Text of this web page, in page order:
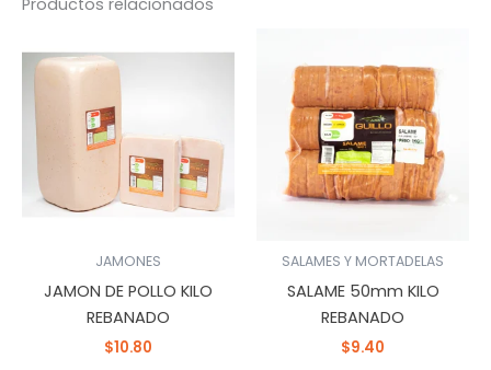
JAMONES
JAMON DE POLLO KILO
REBANADO
$10.80
SALAMES Y MORTADELAS
SALAME 50mm KILO
REBANADO
$9.40